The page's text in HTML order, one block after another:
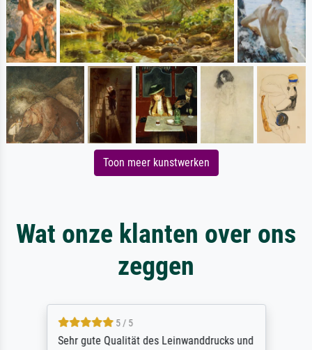
Toon meer kunstwerken
Wat onze klanten over ons
zeggen
5 / 5
Sehr gute Qualität des Leinwanddrucks und